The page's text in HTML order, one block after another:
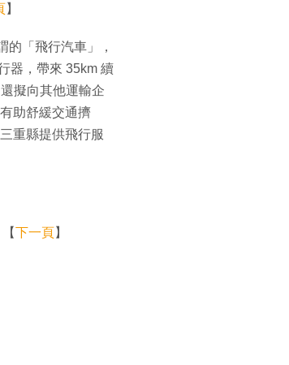
】
「飛行汽車」，
器，帶來 35km 續
擬向其他運輸企
助舒緩交通擠
重縣提供飛行服
下一頁】